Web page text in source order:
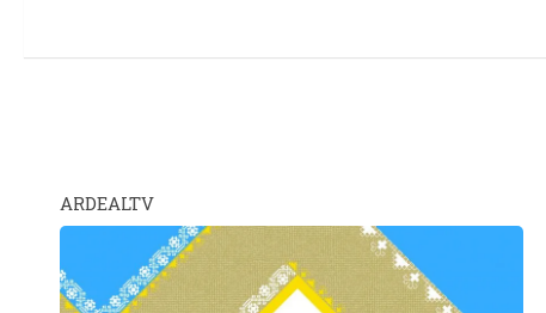
ARDEALTV